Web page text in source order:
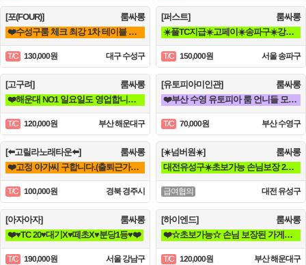
[포(FOUR)]
룸싸롱
❤️수성구룸 체크 최강 1차 테이블 전문 tc❤️
T/C 130,000원 대구 수성구
[퍼스트]
룸싸롱
☀️풀TC지급☀️고페이☀️송파구☀️강남구☀️분당☀️가락동☀️역삼동☀️논현동☀️강동구☀️
T/C 150,000원 서울 송파구
[고구려]
룸싸롱
❤️해운대 NO1 일요일도 영업합니다❤️
T/C 120,000원 부산 해운대구
[유토피아미인관]
룸싸롱
❤️부산 수영 유토피아 룸 언니들 모십니다^^❤️
T/C 70,000원 부산 수영구
[⬅️고릴라노래타운⬅️]
룸싸롱
❤️고정 아가씨 구합니다.(출퇴근가능,알파 인근 지역 퇴근시 퇴근지원 숙박지원~^^❤️
T/C 100,000원 경북 경주시
[☀️넘버원☀️]
룸싸롱
대전유성구☀️초보가능 손님보장 20대30대가족모집☀️
급여협의 대전 유성구
[아자아자]
룸싸롱
❤️♥TC 20♥대기X♥떼초X♥분당1등♥❤️
T/C 190,000원 서울 강남구
[하이엔드]
룸싸롱
❤️☆초보가능☆ 손님 보장된 가게에서 돈 버시는데만 집중하세요!!❤️
T/C 120,000원 부산 해운대구